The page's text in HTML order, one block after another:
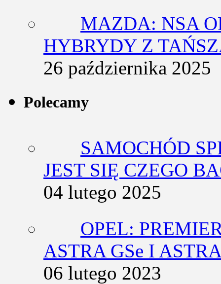
MAZDA: NSA
HYBRYDY Z
26 października 2025
Polecamy
SAMOCHÓD
JEST SIĘ CZEGO
04 lutego 2025
OPEL:
ASTRA GSe I
06 lutego 2023